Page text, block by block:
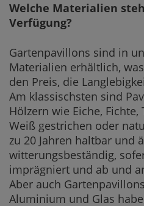
Welche Materialien
Verfügung?
Gartenpavillons sind in
Materialien erhältlich,
den Preis, die
Am klassischsten sind
Hölzern wie Eiche,
Weiß gestrichen oder
zu 20 Jahren haltbar und
witterungsbeständig,
imprägniert und ab und
Aber auch
Aluminium und Glas